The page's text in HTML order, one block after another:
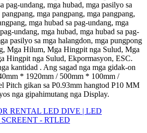
pag-undang, mga hubad, mga pasilyo sa
mga pangpang, mga pangpang,
mga hubad sa pag-undang, mga
undang, mga hubad, mga hubad sa pag-
pasilyo sa mga halangdon, mga pungpong
Mga Hilum, Mga Hingpit nga Sulud, Mga
Hingpit nga Sulud, Ekpormasyon, ESC.
kantidad . Ang sagad nga mga gidak-on
* 1920mm / 500mm * 100mm /
Pitch gikan sa P0.93mm hangtod P10 MM
nga gipahimutang nga Display.